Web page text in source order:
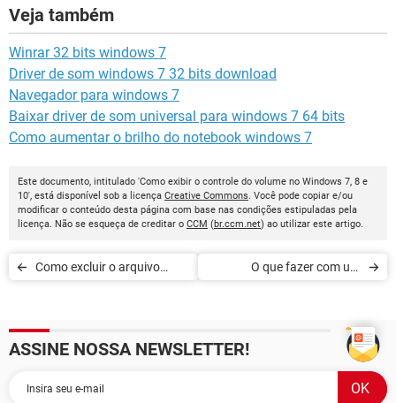
Veja também
Winrar 32 bits windows 7
Driver de som windows 7 32 bits download
Navegador para windows 7
Baixar driver de som universal para windows 7 64 bits
Como aumentar o brilho do notebook windows 7
Este documento, intitulado 'Como exibir o controle do volume no Windows 7, 8 e
10', está disponível sob a licença Creative Commons. Você pode copiar e/ou
modificar o conteúdo desta página com base nas condições estipuladas pela
licença. Não se esqueça de creditar o CCM (br.ccm.net) ao utilizar este artigo.
Como excluir o arquivo
O que fazer com um
ASSINE NOSSA NEWSLETTER!